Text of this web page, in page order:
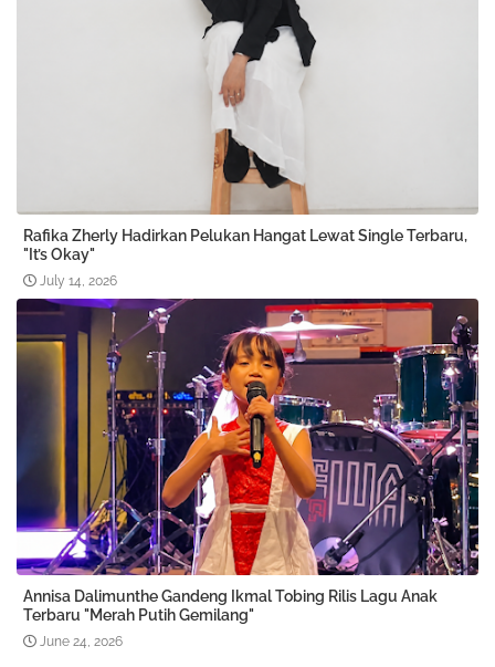
Rafika Zherly Hadirkan Pelukan Hangat Lewat Single Terbaru,
"It’s Okay"
July 14, 2026
Annisa Dalimunthe Gandeng Ikmal Tobing Rilis Lagu Anak
Terbaru "Merah Putih Gemilang"
June 24, 2026